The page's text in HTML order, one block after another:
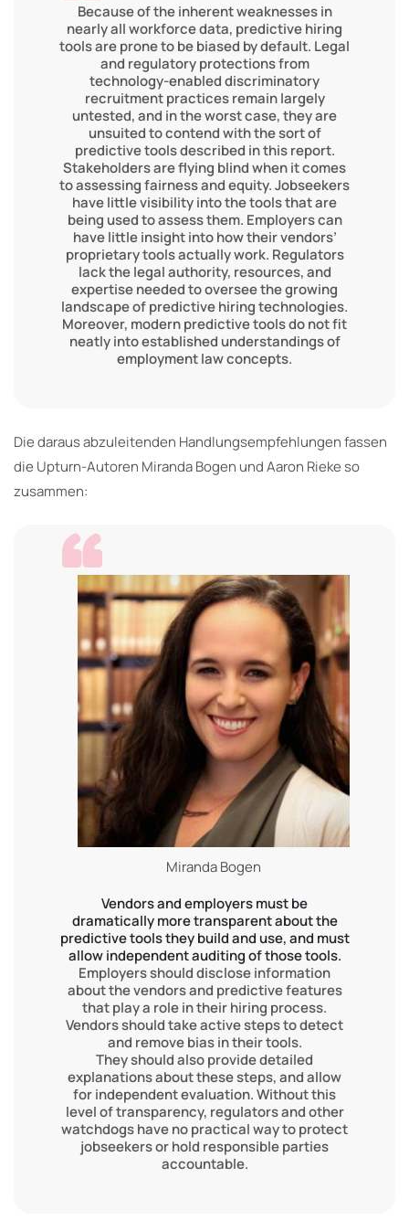
Because of the inherent weaknesses in
nearly all workforce data, predictive hiring
tools are prone to be biased by default. Legal
and regulatory protections from
technology-enabled discriminatory
recruitment practices remain largely
untested, and in the worst case, they are
unsuited to contend with the sort of
predictive tools described in this report.
Stakeholders are flying blind when it comes
to assessing fairness and equity. Jobseekers
have little visibility into the tools that are
being used to assess them. Employers can
have little insight into how their vendors’
proprietary tools actually work. Regulators
lack the legal authority, resources, and
expertise needed to oversee the growing
landscape of predictive hiring technologies.
Moreover, modern predictive tools do not fit
neatly into established understandings of
employment law concepts.
Die daraus abzuleitenden Handlungsempfehlungen fassen
die Upturn-Autoren Miranda Bogen und Aaron Rieke so
zusammen:
Miranda Bogen
Vendors and employers must be
dramatically more transparent about the
predictive tools they build and use, and must
allow independent auditing of those tools.
Employers should disclose information
about the vendors and predictive features
that play a role in their hiring process.
Vendors should take active steps to detect
and remove bias in their tools.
They should also provide detailed
explanations about these steps, and allow
for independent evaluation. Without this
level of transparency, regulators and other
watchdogs have no practical way to protect
jobseekers or hold responsible parties
accountable.